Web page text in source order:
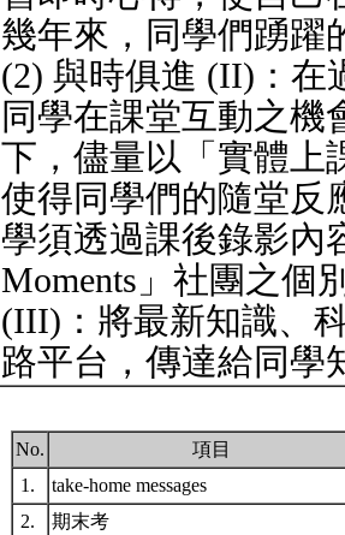
幾年來，同學們踴躍
(2) 與時俱進 (II)：在
同學在課堂互動之機
下，儘量以「實體上
使得同學們的隨堂反
學須透過課後錄影內
Moments」社團之個
(III)：將最新知識、
路平台，傳達給同
No.
項目
1.
take-home messages
2.
期末考